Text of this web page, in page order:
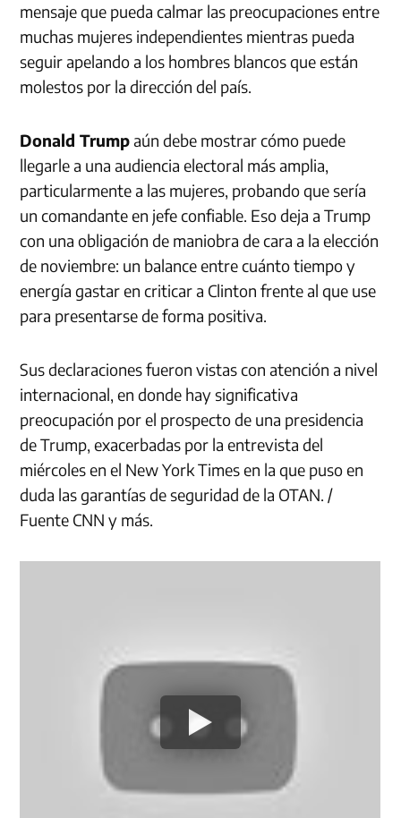
mensaje que pueda calmar las preocupaciones entre
muchas mujeres independientes mientras pueda
seguir apelando a los hombres blancos que están
molestos por la dirección del país.
Donald Trumpaún debe mostrar cómo puede
llegarle a una audiencia electoral más amplia,
particularmente a las mujeres, probando que sería
un comandante en jefe confiable. Eso deja a Trump
con una obligación de maniobra de cara a la elección
de noviembre: un balance entre cuánto tiempo y
energía gastar en criticar a Clinton frente al que use
para presentarse de forma positiva.
Sus declaraciones fueron vistas con atención a nivel
internacional, en donde hay significativa
preocupación por el prospecto de una presidencia
de Trump, exacerbadas por la entrevista del
miércoles en el New York Times en la que puso en
duda las garantías de seguridad de la OTAN. /
Fuente CNN y más.